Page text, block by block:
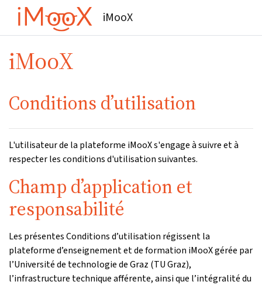
Passer au contenu principal
iMooX
iMooX
Conditions d’utilisation
L'utilisateur de la plateforme iMooX s'engage à suivre et à
respecter les conditions d'utilisation suivantes.
Champ d’application et
responsabilité
Les présentes Conditions d’utilisation régissent la
plateforme d’enseignement et de formation iMooX gérée par
l’Université de technologie de Graz (TU Graz),
l’infrastructure technique afférente, ainsi que l’intégralité du